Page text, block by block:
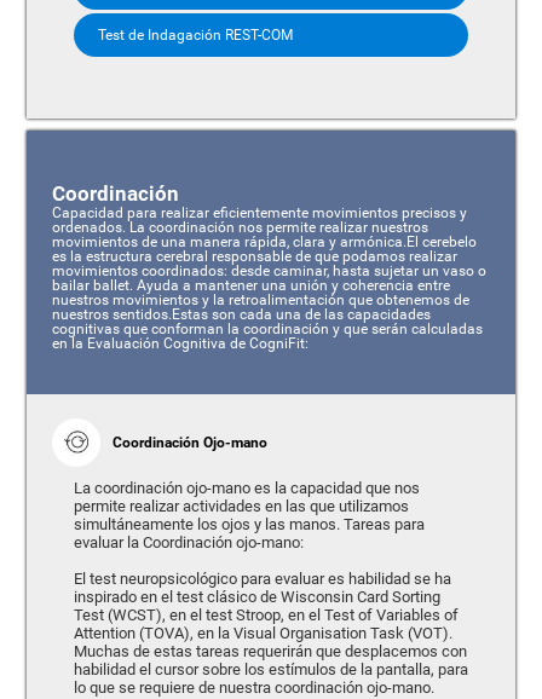
Test de Indagación REST-COM
Coordinación
Capacidad para realizar eficientemente movimientos precisos y
ordenados. La coordinación nos permite realizar nuestros
movimientos de una manera rápida, clara y armónica.El cerebelo
es la estructura cerebral responsable de que podamos realizar
movimientos coordinados: desde caminar, hasta sujetar un vaso o
bailar ballet. Ayuda a mantener una unión y coherencia entre
nuestros movimientos y la retroalimentación que obtenemos de
nuestros sentidos.Estas son cada una de las capacidades
cognitivas que conforman la coordinación y que serán calculadas
en la Evaluación Cognitiva de CogniFit:
Coordinación Ojo-mano
La coordinación ojo-mano es la capacidad que nos
permite realizar actividades en las que utilizamos
simultáneamente los ojos y las manos. Tareas para
evaluar la Coordinación ojo-mano:
El test neuropsicológico para evaluar es habilidad se ha
inspirado en el test clásico de Wisconsin Card Sorting
Test (WCST), en el test Stroop, en el Test of Variables of
Attention (TOVA), en la Visual Organisation Task (VOT).
Muchas de estas tareas requerirán que desplacemos con
habilidad el cursor sobre los estímulos de la pantalla, para
lo que se requiere de nuestra coordinación ojo-mano.